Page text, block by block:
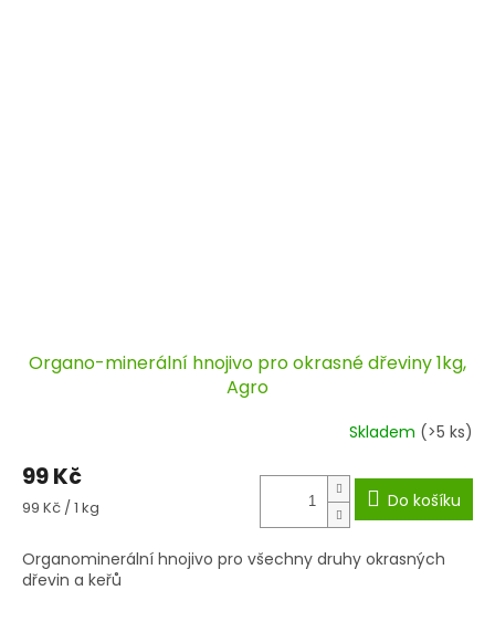
Organo-minerální hnojivo pro okrasné dřeviny 1kg,
Agro
Skladem (>5 ks)
99 Kč
Měrná
99 Kč / 1 kg Do košíku
Organominerální hnojivo pro všechny druhy okrasných
dřevin a keřů